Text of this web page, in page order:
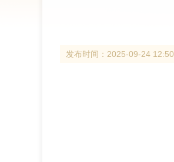
发布时间： 2025-09-24 12:50